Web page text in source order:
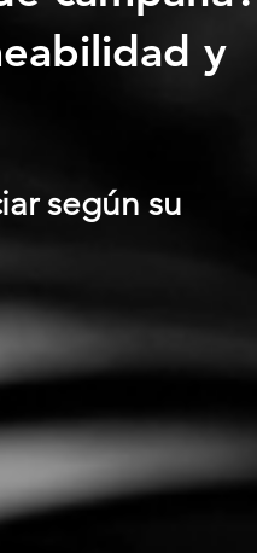
y
según su